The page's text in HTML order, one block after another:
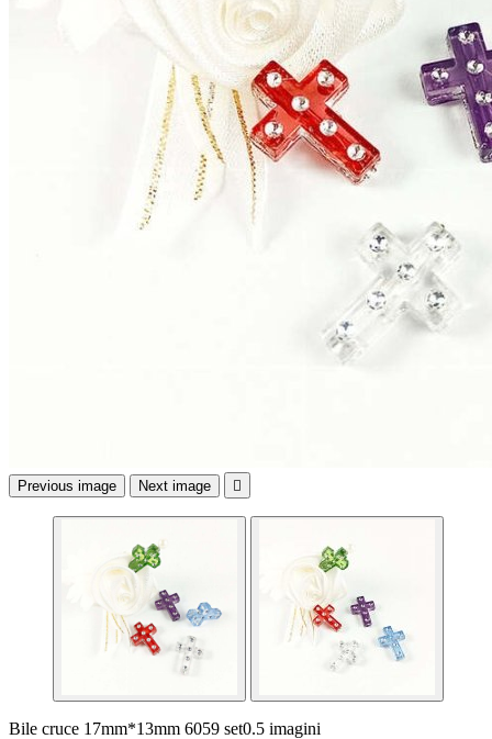
Previous image Next image 
Bile cruce 17mm*13mm 6059 set0.5 imagini